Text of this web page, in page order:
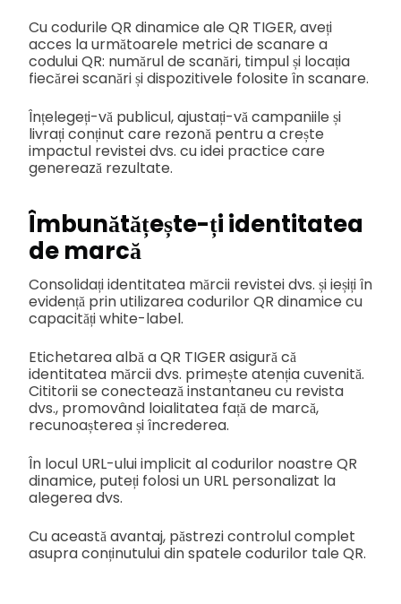
Cu codurile QR dinamice ale QR TIGER, aveți
acces la următoarele metrici de scanare a
codului QR: numărul de scanări, timpul și locația
fiecărei scanări și dispozitivele folosite în scanare.
Înțelegeți-vă publicul, ajustați-vă campaniile și
livrați conținut care rezonă pentru a crește
impactul revistei dvs. cu idei practice care
generează rezultate.
Îmbunătățește-ți identitatea
de marcă
Consolidați identitatea mărcii revistei dvs. și ieșiți în
evidență prin utilizarea codurilor QR dinamice cu
capacități white-label.
Etichetarea albă a QR TIGER asigură că
identitatea mărcii dvs. primește atenția cuvenită.
Cititorii se conectează instantaneu cu revista
dvs., promovând loialitatea față de marcă,
recunoașterea și încrederea.
În locul URL-ului implicit al codurilor noastre QR
dinamice, puteți folosi un URL personalizat la
alegerea dvs.
Cu această avantaj, păstrezi controlul complet
asupra conținutului din spatele codurilor tale QR.